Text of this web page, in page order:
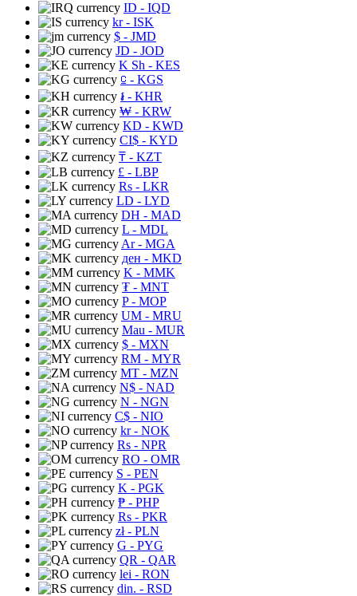
ID - IQD
kr- ISK
$ - JMD
JD - JOD
K Sh - KES
⃀ - KGS
៛ - KHR
₩ - KRW
KD - KWD
CI$ - KYD
₸ - KZT
£ - LBP
Rs - LKR
LD - LYD
DH - MAD
L - MDL
Ar- MGA
ден - MKD
K - MMK
₮ - MNT
P- MOP
UM - MRU
Mau - MUR
$ - MXN
RM - MYR
MT - MZN
N$ - NAD
N - NGN
C$ - NIO
kr- NOK
Rs - NPR
RO - OMR
S - PEN
K - PGK
₱ - PHP
Rs - PKR
zł- PLN
G - PYG
QR - QAR
lei - RON
din. - RSD